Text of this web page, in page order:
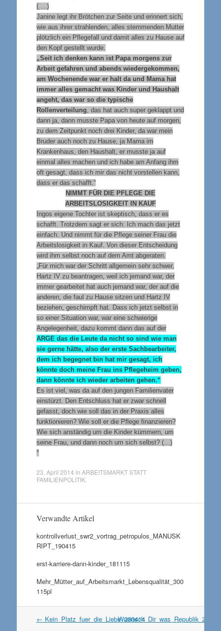
(….)
Janine legt ihr Brötchen zur Seite und erinnert sich,
wie aus ihrer strahlenden, alles stemmenden Mutter
plötzlich ein Pflegefall und damit alles zu Hause auf
den Kopf gestellt wurde.
„Seit ich denken kann ist Papa morgens zur
Arbeit gefahren und abends wiedergekommen,
am Wochenende war er halt da und Mama hat
immer alles gemacht was Kinder und Haushalt
angeht, das war so die typische
Rollenverteilung, das hat auch super geklappt und
dann ja, dann musste Papa von heute auf morgen,
zu dem Zeitpunkt noch drei Kinder, da war mein
Bruder auch noch zu Hause, ja Mama im
Krankenhaus, den Haushalt, er musste ja auf
einmal alles machen und ich habe am Anfang ihm
oft gesagt, dass ich mir das nicht vorstellen kann,
dass er das schafft.“
NIMMT FÜR DIE PFLEGE DIE
ARBEITSLOSIGKEIT IN KAUF
Ingos eigene Tochter ist skeptisch, dass er es
schafft. Trotzdem sagt er sich: Ich mach das jetzt
einfach. Und nimmt für die Pflege seiner Frau die
Arbeitslosigkeit in Kauf. Von dieser Entscheidung
wird ihm selbst noch auf dem Amt abgeraten.
„Für mich war der Schritt allgemein sehr schwer,
Hartz IV zu beantragen, weil ich jemand war, der
immer gearbeitet hat auch jemand war, der auf die
anderen, die faul zu Hause sitzen und Hartz IV
beziehen, geschimpft hat. Dass ich jetzt selbst in
so einer Situation war, war eine schwierige
Angelegenheit, dazu kommt dann das auf der
ARGE das die Leute da nicht so sind wie man
sie gerne hätte, also der erste Sachbearbeiter,
dem ich begegnet bin hat mir gesagt, ich
könnte doch meine Frau ins Pflegeheim geben,
dann könnte ich wieder arbeiten gehen.“
Es ist viel, was da auf den jungen Familienvater
einstürzt. Den Entschluss hat er zwar schnell
gefasst, doch wie soll das in der Praxis alles
funktionieren? Wie soll er die Pflege finanzieren?
Wie sich anständig um die Kinder kümmern, um
seine Frau, und dann noch um sich selbst? (…)
°
23. April 2014 in ARBEITSMARKT STATT
FAMILIENPOLITIK.
Verwandte Artikel
kontrollverlust_swr2_vortrag_petropulos_MANUSK
RIPT_190415
erst-karriere-dann-kinder_181115
Mehr_Mütter_auf_Arbeitsmarkt_Lebensqualität_300
115pl
Artikel
← Kein_Platz_fuer_die_Liebe_230414